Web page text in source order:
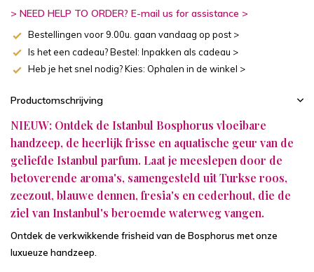
> NEED HELP TO ORDER? E-mail us for assistance >
Bestellingen voor 9.00u. gaan vandaag op post >
Is het een cadeau? Bestel: Inpakken als cadeau >
Heb je het snel nodig? Kies: Ophalen in de winkel >
Productomschrijving
NIEUW: Ontdek de Istanbul Bosphorus vloeibare
handzeep, de heerlijk frisse en aquatische geur van de
geliefde Istanbul parfum. Laat je meeslepen door de
betoverende aroma's, samengesteld uit Turkse roos,
zeezout, blauwe dennen, fresia's en cederhout, die de
ziel van Instanbul's beroemde waterweg vangen.
Ontdek de verkwikkende frisheid van de Bosphorus met onze
luxueuze handzeep.